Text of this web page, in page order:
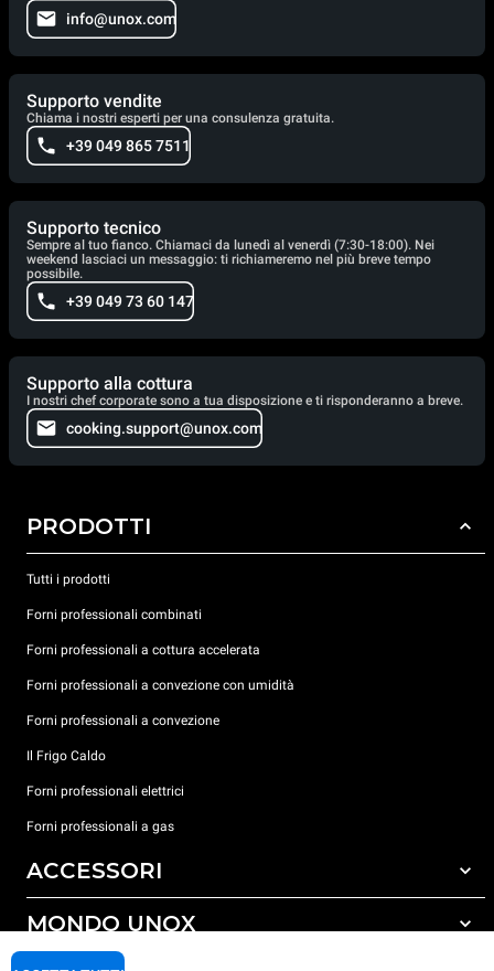
info@unox.com
Supporto vendite
Chiama i nostri esperti per una consulenza gratuita.
+39 049 865 7511
Supporto tecnico
Sempre al tuo fianco. Chiamaci da lunedì al venerdì (7:30-18:00). Nei
weekend lasciaci un messaggio: ti richiameremo nel più breve tempo
possibile.
+39 049 73 60 147
Supporto alla cottura
I nostri chef corporate sono a tua disposizione e ti risponderanno a breve.
cooking.support@unox.com
PRODOTTI
Tutti i prodotti
Forni professionali combinati
Forni professionali a cottura accelerata
Forni professionali a convezione con umidità
Forni professionali a convezione
Il Frigo Caldo
Forni professionali elettrici
Forni professionali a gas
ACCESSORI
Tutti gli accessori
Detergenti per lavaggio automatico
MONDO UNOX